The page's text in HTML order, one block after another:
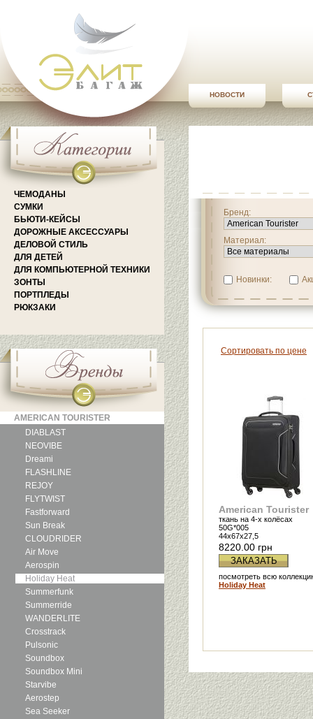
НОВОСТИ
ЧЕМОДАНЫ
СУМКИ
БЬЮТИ-КЕЙСЫ
ДОРОЖНЫЕ АКСЕССУАРЫ
ДЕЛОВОЙ СТИЛЬ
ДЛЯ ДЕТЕЙ
ДЛЯ КОМПЬЮТЕРНОЙ ТЕХНИКИ
ЗОНТЫ
ПОРТПЛЕДЫ
РЮКЗАКИ
AMERICAN TOURISTER
DIABLAST
NEOVIBE
Dreami
FLASHLINE
REJOY
FLYTWIST
Fastforward
Sun Break
CLOUDRIDER
Air Move
Aerospin
Holiday Heat
Summerfunk
Summerride
WANDERLITE
Crosstrack
Pulsonic
Soundbox
Soundbox Mini
Starvibe
Aerostep
Sea Seeker
Бренд:
Материал:
Новинки:
Сортировать по цене
American Tourister
ткань на 4-х колёсах
50G*005
44x67x27,5
8220.00 грн
ЗАКАЗАТЬ
посмотреть всю
Holiday Heat